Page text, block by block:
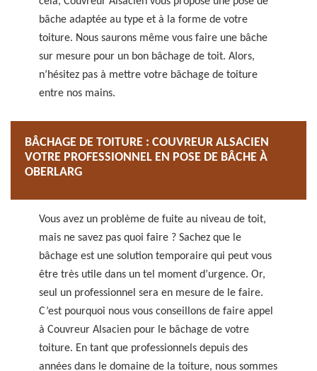
bâche adaptée au type et à la forme de votre
toiture. Nous saurons même vous faire une bâche
sur mesure pour un bon bâchage de toit. Alors,
n’hésitez pas à mettre votre bâchage de toiture
entre nos mains.
BÂCHAGE DE TOITURE : COUVREUR ALSACIEN
VOTRE PROFESSIONNEL EN POSE DE BÂCHE À
OBERLARG
Vous avez un problème de fuite au niveau de toit,
mais ne savez pas quoi faire ? Sachez que le
bâchage est une solution temporaire qui peut vous
être très utile dans un tel moment d’urgence. Or,
seul un professionnel sera en mesure de le faire.
C’est pourquoi nous vous conseillons de faire appel
à Couvreur Alsacien pour le bâchage de votre
toiture. En tant que professionnels depuis des
années dans le domaine de la toiture, nous sommes